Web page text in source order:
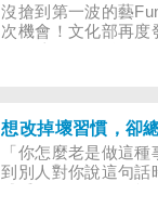
沒搶到第一波的藝
次機會！文化部再度
至9月6日，每日上
輩、18歲以下未成
保卡，父母都可持
FUN券）及身心障礙
都可以登記，可用於
「你怎麼老是做這
到別人對你說這句話
對自己自責吧！時